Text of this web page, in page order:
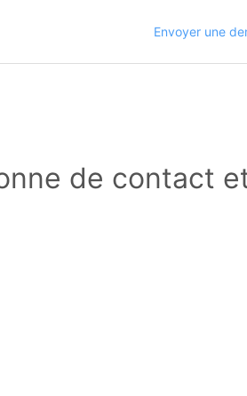
Envoyer une
de contact